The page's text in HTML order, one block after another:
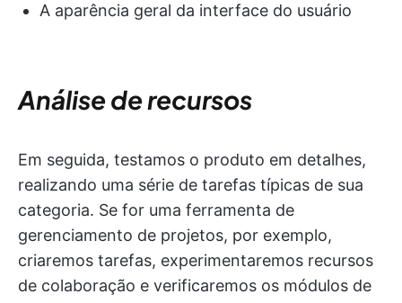
A aparência geral da interface do usuário
Análise de recursos
Em seguida, testamos o produto em detalhes,
realizando uma série de tarefas típicas de sua
categoria. Se for uma ferramenta de
gerenciamento de projetos, por exemplo,
criaremos tarefas, experimentaremos recursos
de colaboração e verificaremos os módulos de